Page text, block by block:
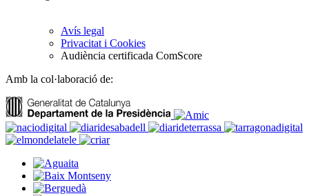
Avís legal
Privacitat i Cookies
Audiència certificada ComScore
Amb la col·laboració de: